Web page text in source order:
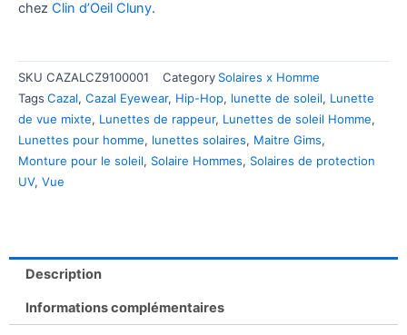
chez Clin d’Oeil Cluny.
SKU CAZALCZ9100001 Category Solaires x Homme
Tags Cazal, Cazal Eyewear, Hip-Hop, lunette de soleil, Lunette
de vue mixte, Lunettes de rappeur, Lunettes de soleil Homme,
Lunettes pour homme, lunettes solaires, Maitre Gims,
Monture pour le soleil, Solaire Hommes, Solaires de protection
UV, Vue
Description
Informations complémentaires